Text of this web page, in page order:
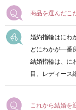
商品を選んだこ
婚約指輪はにわ
どにわかが一番
結婚指輪は、に
目、レディース
これから結婚を